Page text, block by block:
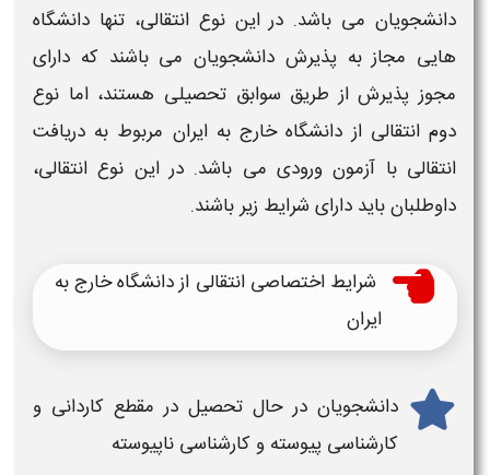
دانشجویان می باشد. در این نوعانتقالی، تنها دانشگاه
هایی مجاز به پذیرش دانشجویان می باشند که دارای
مجوز پذیرش از طریق سوابق تحصیلی هستند، اما نوع
دومانتقالی از دانشگاه خارج به ایران مربوط به دریافت
انتقالیبا آزمون ورودی می باشد. در این نوع انتقالی،
داوطلبان باید دارای شرایط زیر باشند.
شرایط اختصاصی انتقالی از دانشگاه خارج به
ایران
دانشجویان در حال تحصیل در مقطع کاردانی و
کارشناسی پیوسته و کارشناسی ناپیوسته